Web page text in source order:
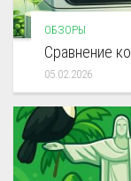
ОБЗОРЫ
Сравнение
05.02.2026